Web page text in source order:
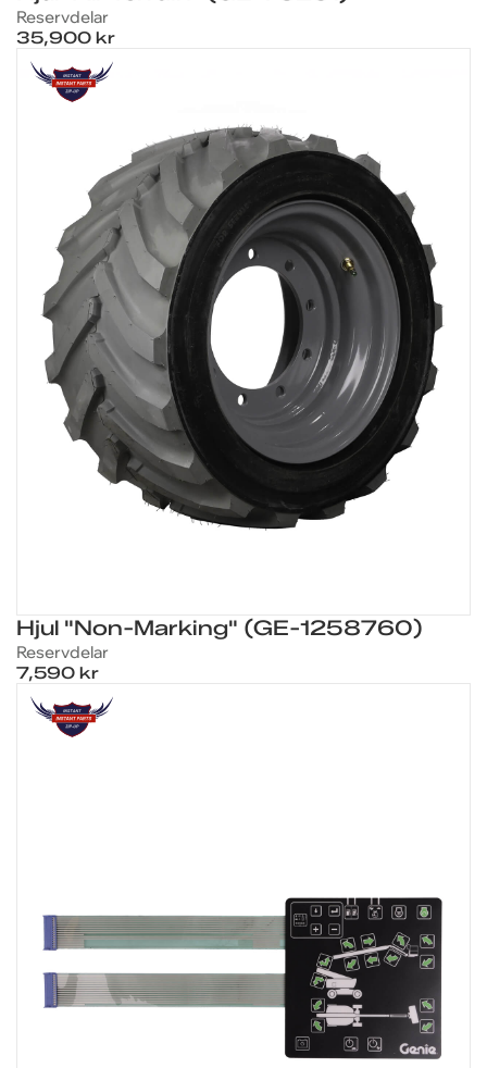
Reservdelar
35,900 kr
Hjul "Non-Marking" (GE-1258760)
Reservdelar
7,590 kr